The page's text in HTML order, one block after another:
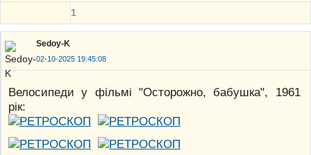
1
Sedoy-K
02-10-2025 19:45:08
Велосипеди у фільмі "Осторожно, бабушка", 1961
рік: